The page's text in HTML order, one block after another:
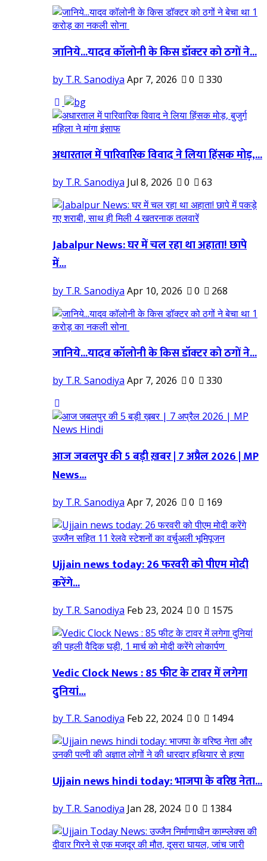
जानिये...यादव कॉलोनी के किस डॉक्टर को ठगों ने...
by T.R. Sanodiya Apr 7, 2026 0 330
अधारताल में पारिवारिक विवाद ने लिया हिंसक मोड़,...
by T.R. Sanodiya Jul 8, 2026 0 63
Jabalpur News: घर में चल रहा था अहाता! छापे
में...
by T.R. Sanodiya Apr 10, 2026 0 268
जानिये...यादव कॉलोनी के किस डॉक्टर को ठगों ने...
by T.R. Sanodiya Apr 7, 2026 0 330
आज जबलपुर की 5 बड़ी ख़बर | 7 अप्रैल 2026 | MP
News...
by T.R. Sanodiya Apr 7, 2026 0 169
Ujjain news today: 26 फरवरी को पीएम मोदी
करेंगे...
by T.R. Sanodiya Feb 23, 2024 0 1575
Vedic Clock News : 85 फीट के टावर में लगेगा
दुनियां...
by T.R. Sanodiya Feb 22, 2024 0 1494
Ujjain news hindi today: भाजपा के वरिष्ठ नेता...
by T.R. Sanodiya Jan 28, 2024 0 1384